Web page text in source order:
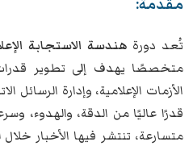
تُعد دورة هندسة الاستجابة
متخصصًا يهدف إلى تطوير
الأزمات الإعلامية، وإدارة
قدرًا عاليًا من الدقة، والهدوء،
متسارعة، تنتشر فيها الأخبار